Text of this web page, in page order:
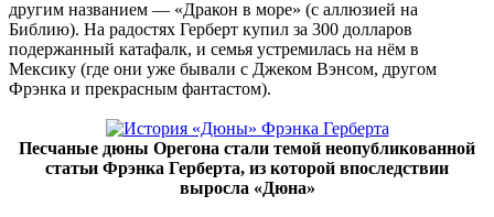
другим названием — «Дракон в море» (с аллюзией на
Библию). На радостях Герберт купил за 300 долларов
подержанный катафалк, и семья устремилась на нём в
Мексику (где они уже бывали с Джеком Вэнсом, другом
Фрэнка и прекрасным фантастом).
Песчаные дюны Орегона стали темой неопубликованной
статьи Фрэнка Герберта, из которой впоследствии
выросла «Дюна»